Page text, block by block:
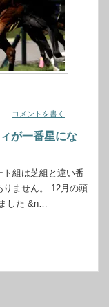
コメントを書く
が一番星にな
組は芝組と違い番
ません。 12月の頭
した &n…